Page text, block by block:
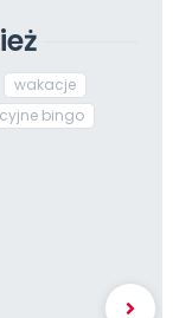
wakacje
bingo